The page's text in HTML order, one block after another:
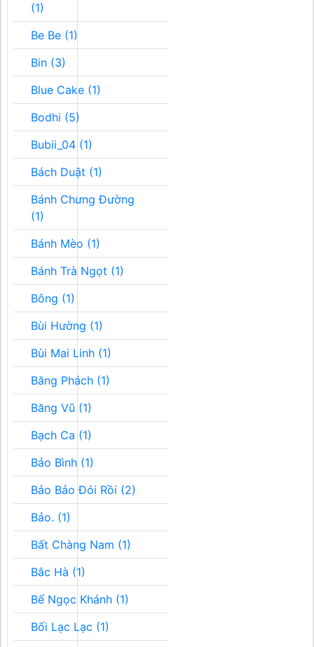
(1)
Be Be (1)
Bin (3)
Blue Cake (1)
Bodhi (5)
Bubii_04 (1)
Bách Duật (1)
Bánh Chưng Đường
(1)
Bánh Mèo (1)
Bánh Trà Ngọt (1)
Bông (1)
Bùi Hường (1)
Bùi Mai Linh (1)
Băng Phách (1)
Băng Vũ (1)
Bạch Ca (1)
Bảo Bình (1)
Bảo Bảo Đói Rồi (2)
Bảo. (1)
Bất Chàng Nam (1)
Bắc Hà (1)
Bế Ngọc Khánh (1)
Bối Lạc Lạc (1)